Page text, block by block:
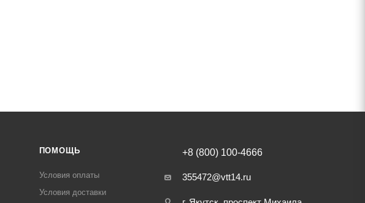
ПОМОЩЬ
Условия оплаты
Условия доставки
+8 (800) 100-4666
355472@vtt14.ru